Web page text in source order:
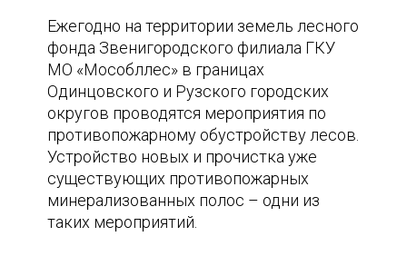
Ежегодно на территории земель лесного
фонда Звенигородского филиала ГКУ
МО «Мособллес» в границах
Одинцовского и Рузского городских
округов проводятся мероприятия по
противопожарному обустройству лесов.
Устройство новых и прочистка уже
существующих противопожарных
минерализованных полос – одни из
таких мероприятий.